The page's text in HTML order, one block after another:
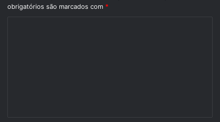
obrigatórios são marcados com *